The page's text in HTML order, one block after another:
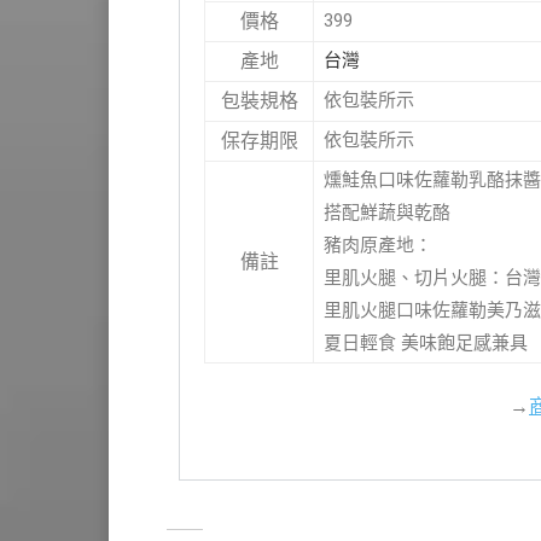
價格 399
產地 台灣
包裝規格 依包裝所示
保存期限 依包裝所示
備註
燻鮭魚口味佐蘿勒乳酪抹醬
搭配鮮蔬與乾酪
豬肉原產地：
里肌火腿、切片火腿：台灣
里肌火腿口味佐蘿勒美乃滋
夏日輕食 美味飽足感兼具
→